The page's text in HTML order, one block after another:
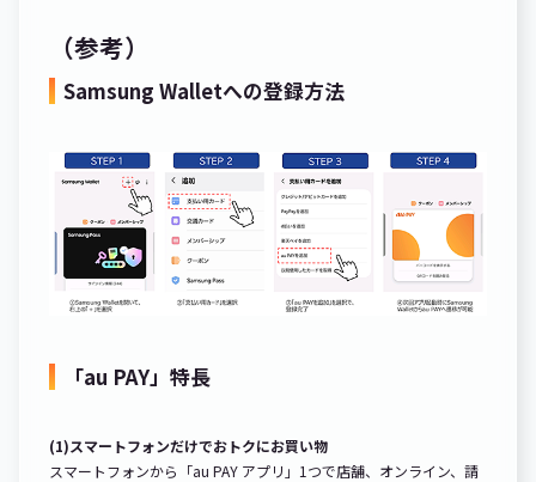
（参考）
Samsung Walletへの登録方法
「au PAY」特長
(1)スマートフォンだけでおトクにお買い物
スマートフォンから「au PAY アプリ」1つで店舗、オンライン、請